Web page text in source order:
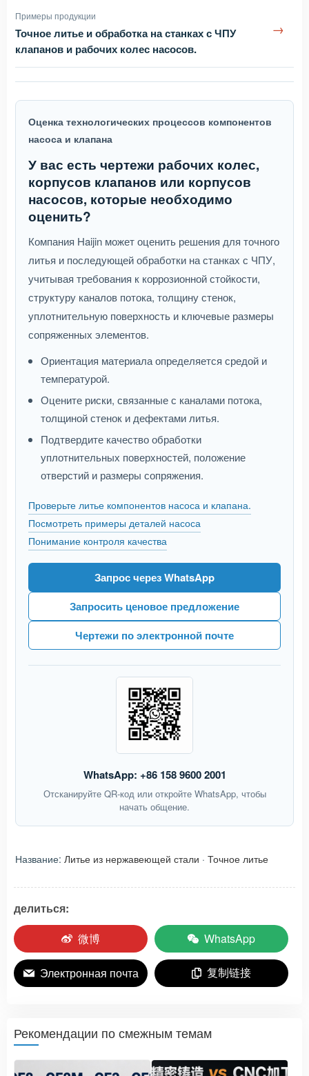
Примеры продукции
Точное литье и обработка на станках с ЧПУ
клапанов и рабочих колес насосов.
→
Оценка технологических процессов компонентов
насоса и клапана
У вас есть чертежи рабочих колес,
корпусов клапанов или корпусов
насосов, которые необходимо
оценить?
Компания Haijin может оценить решения для точного
литья и последующей обработки на станках с ЧПУ,
учитывая требования к коррозионной стойкости,
структуру каналов потока, толщину стенок,
уплотнительную поверхность и ключевые размеры
сопряженных элементов.
Ориентация материала определяется средой и
температурой.
Оцените риски, связанные с каналами потока,
толщиной стенок и дефектами литья.
Подтвердите качество обработки
уплотнительных поверхностей, положение
отверстий и размеры сопряжения.
Проверьте литье компонентов насоса и клапана.
Посмотреть примеры деталей насоса
Понимание контроля качества
Запрос через WhatsApp
Запросить ценовое предложение
Чертежи по электронной почте
WhatsApp: +86 158 9600 2001
Отсканируйте QR-код или откройте WhatsApp, чтобы
начать общение.
Название: Литье из нержавеющей стали · Точное литье
делиться:
微博
WhatsApp
Электронная почта 复制链接
Рекомендации по смежным темам